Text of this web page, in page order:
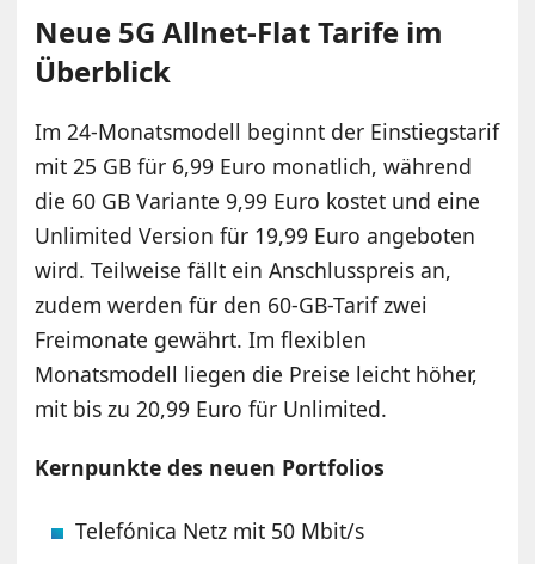
Neue 5G Allnet-Flat Tarife im
Überblick
Im 24-Monatsmodell beginnt der Einstiegstarif
mit 25 GB für 6,99 Euro monatlich, während
die 60 GB Variante 9,99 Euro kostet und eine
Unlimited Version für 19,99 Euro angeboten
wird. Teilweise fällt ein Anschlusspreis an,
zudem werden für den 60-GB-Tarif zwei
Freimonate gewährt. Im flexiblen
Monatsmodell liegen die Preise leicht höher,
mit bis zu 20,99 Euro für Unlimited.
Kernpunkte des neuen Portfolios
Telefónica Netz mit 50 Mbit/s